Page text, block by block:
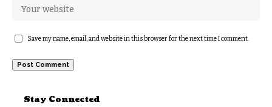
Save my name, email, and website in this browser for the next time I comment.
Stay Connected